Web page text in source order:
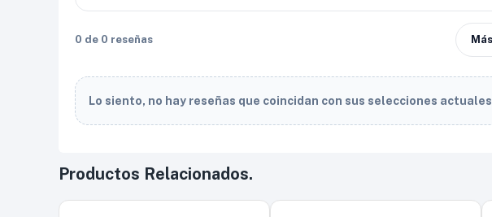
0 de 0 reseñas
Lo siento, no hay reseñas que coincidan con sus selecciones actuales
Productos Relacionados.